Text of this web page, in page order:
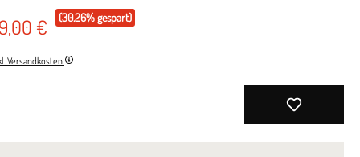
€ (30.26% gespart)
Versandkosten